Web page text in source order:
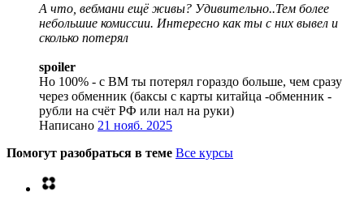
А что, вебмани ещё живы? Удивительно..Тем более
небольшие комиссии. Интересно как ты с них вывел и
сколько потерял
spoiler
Но 100% - с ВМ ты потерял гораздо больше, чем сразу
через обменник (баксы с карты китайца -обменник -
рубли на счёт РФ или нал на руки)
Написано 21 нояб. 2025
Помогут разобраться в теме Все курсы